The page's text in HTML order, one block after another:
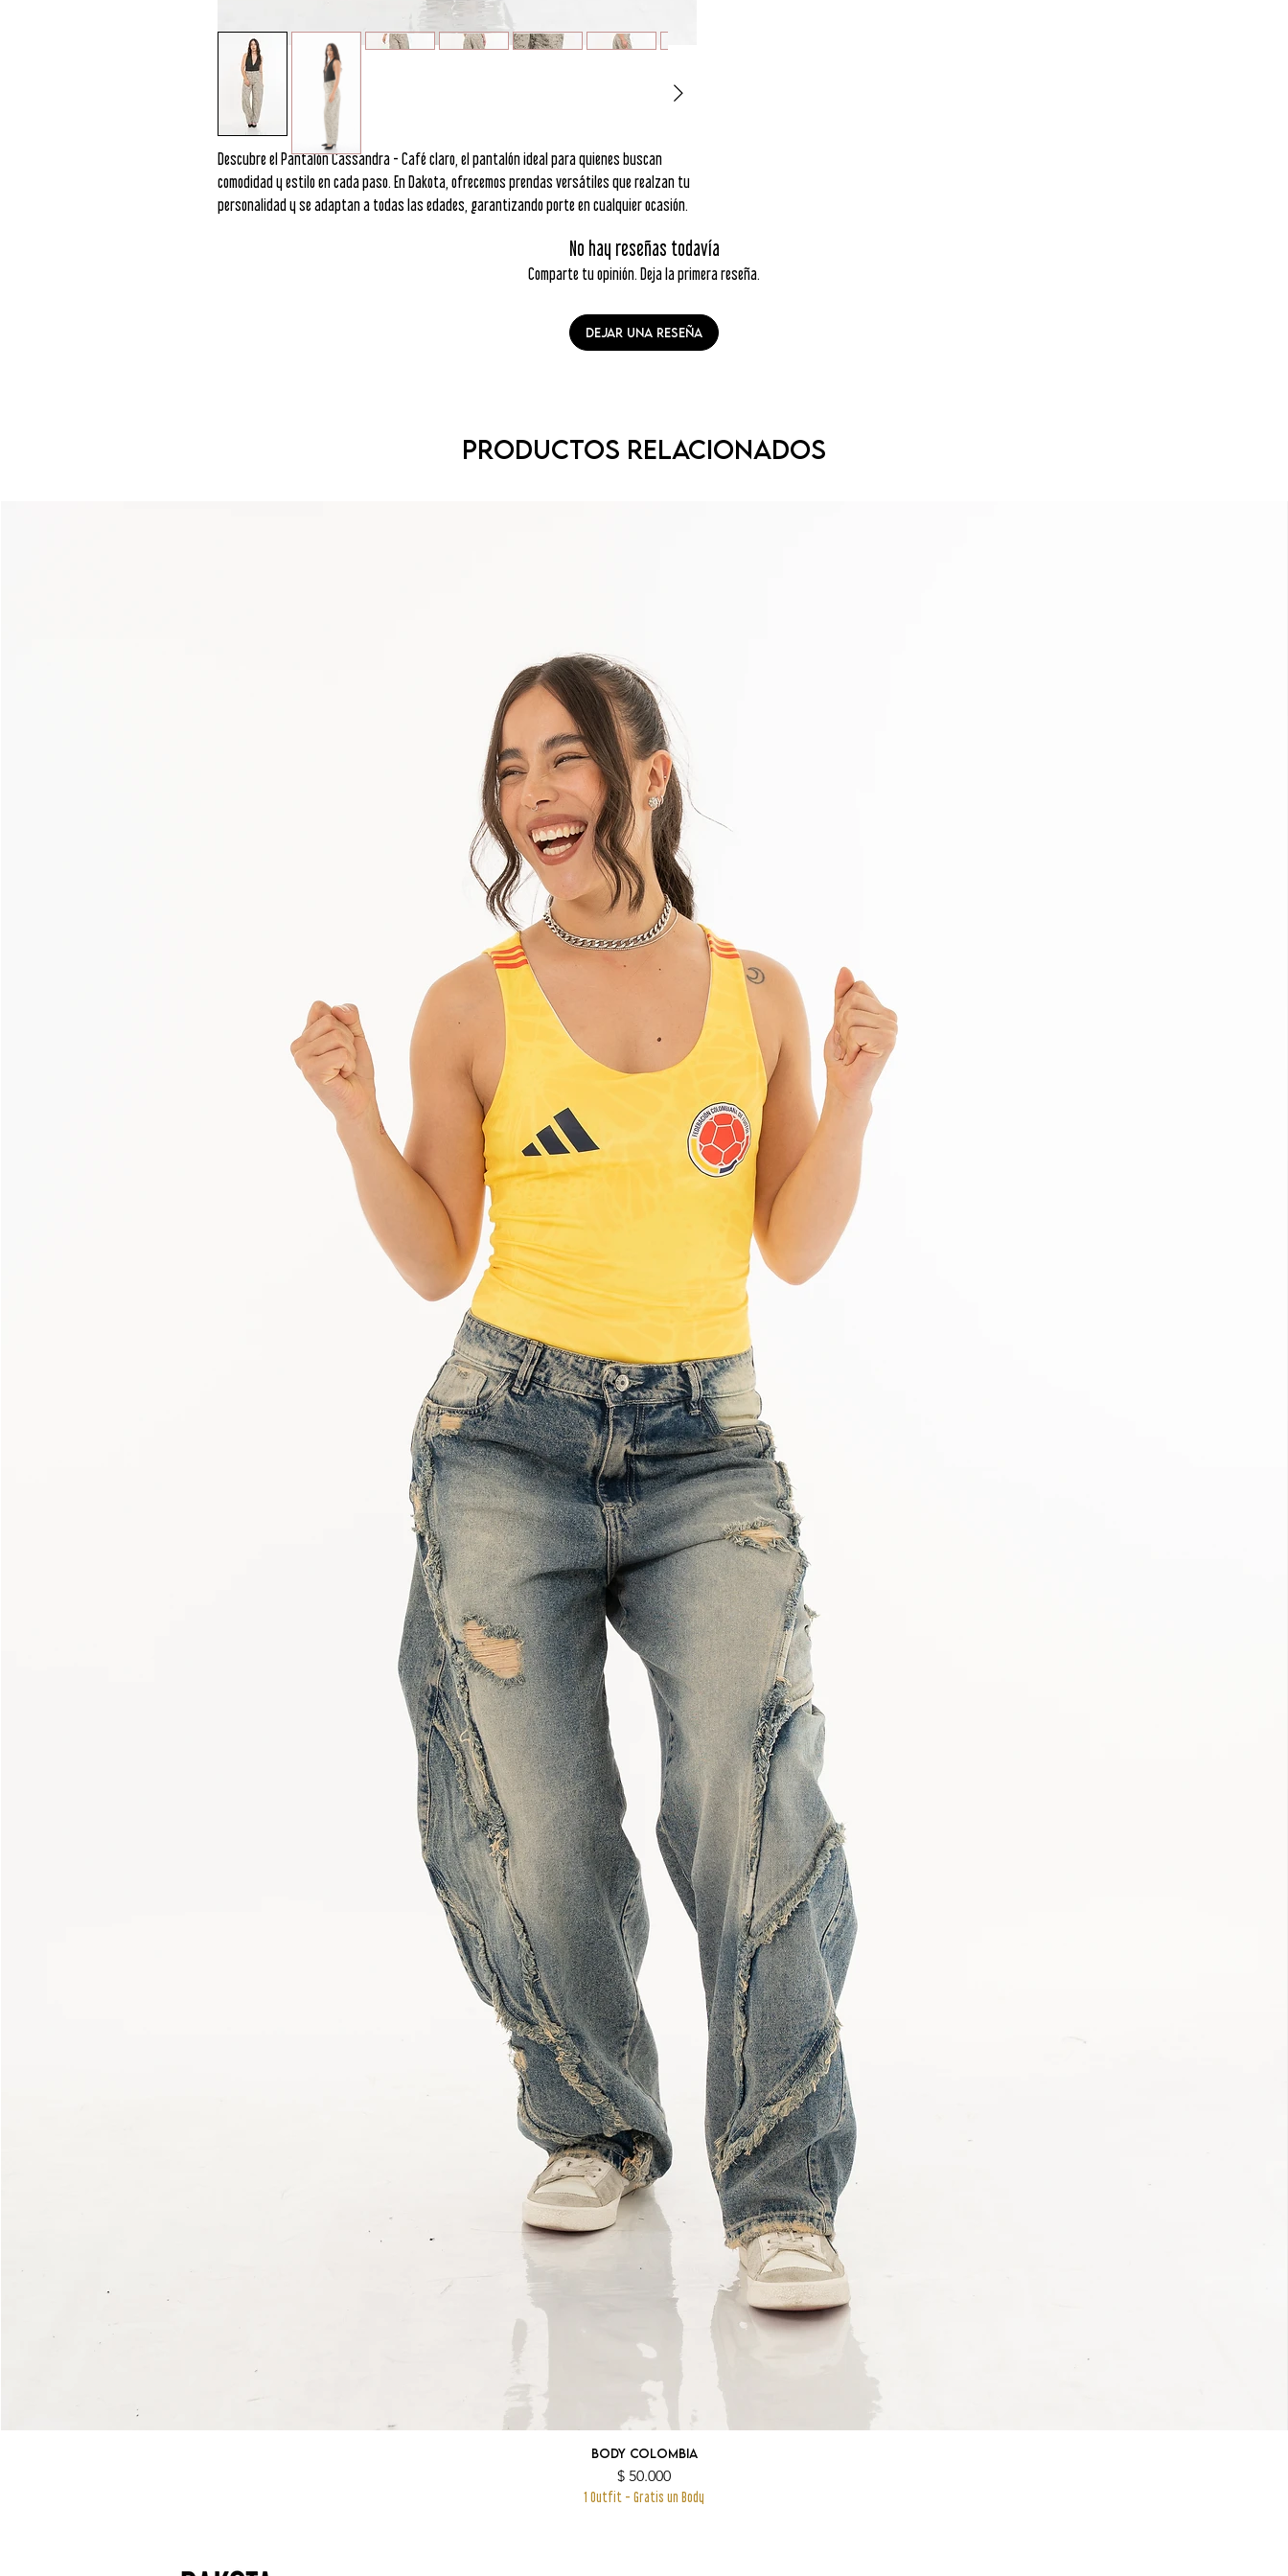
Descubre el Pantalón Cassandra - Café claro, el pantalón ideal para quienes buscan
comodidad y estilo en cada paso. En Dakota, ofrecemos prendas versátiles que realzan tu
personalidad y se adaptan a todas las edades, garantizando porte en cualquier ocasión.
No hay reseñas todavía
Comparte tu opinión. Deja la primera reseña.
Dejar una reseña
Productos relacionados
Body Colombia
Precio
$ 50.000
1 Outfit - Gratis un Body